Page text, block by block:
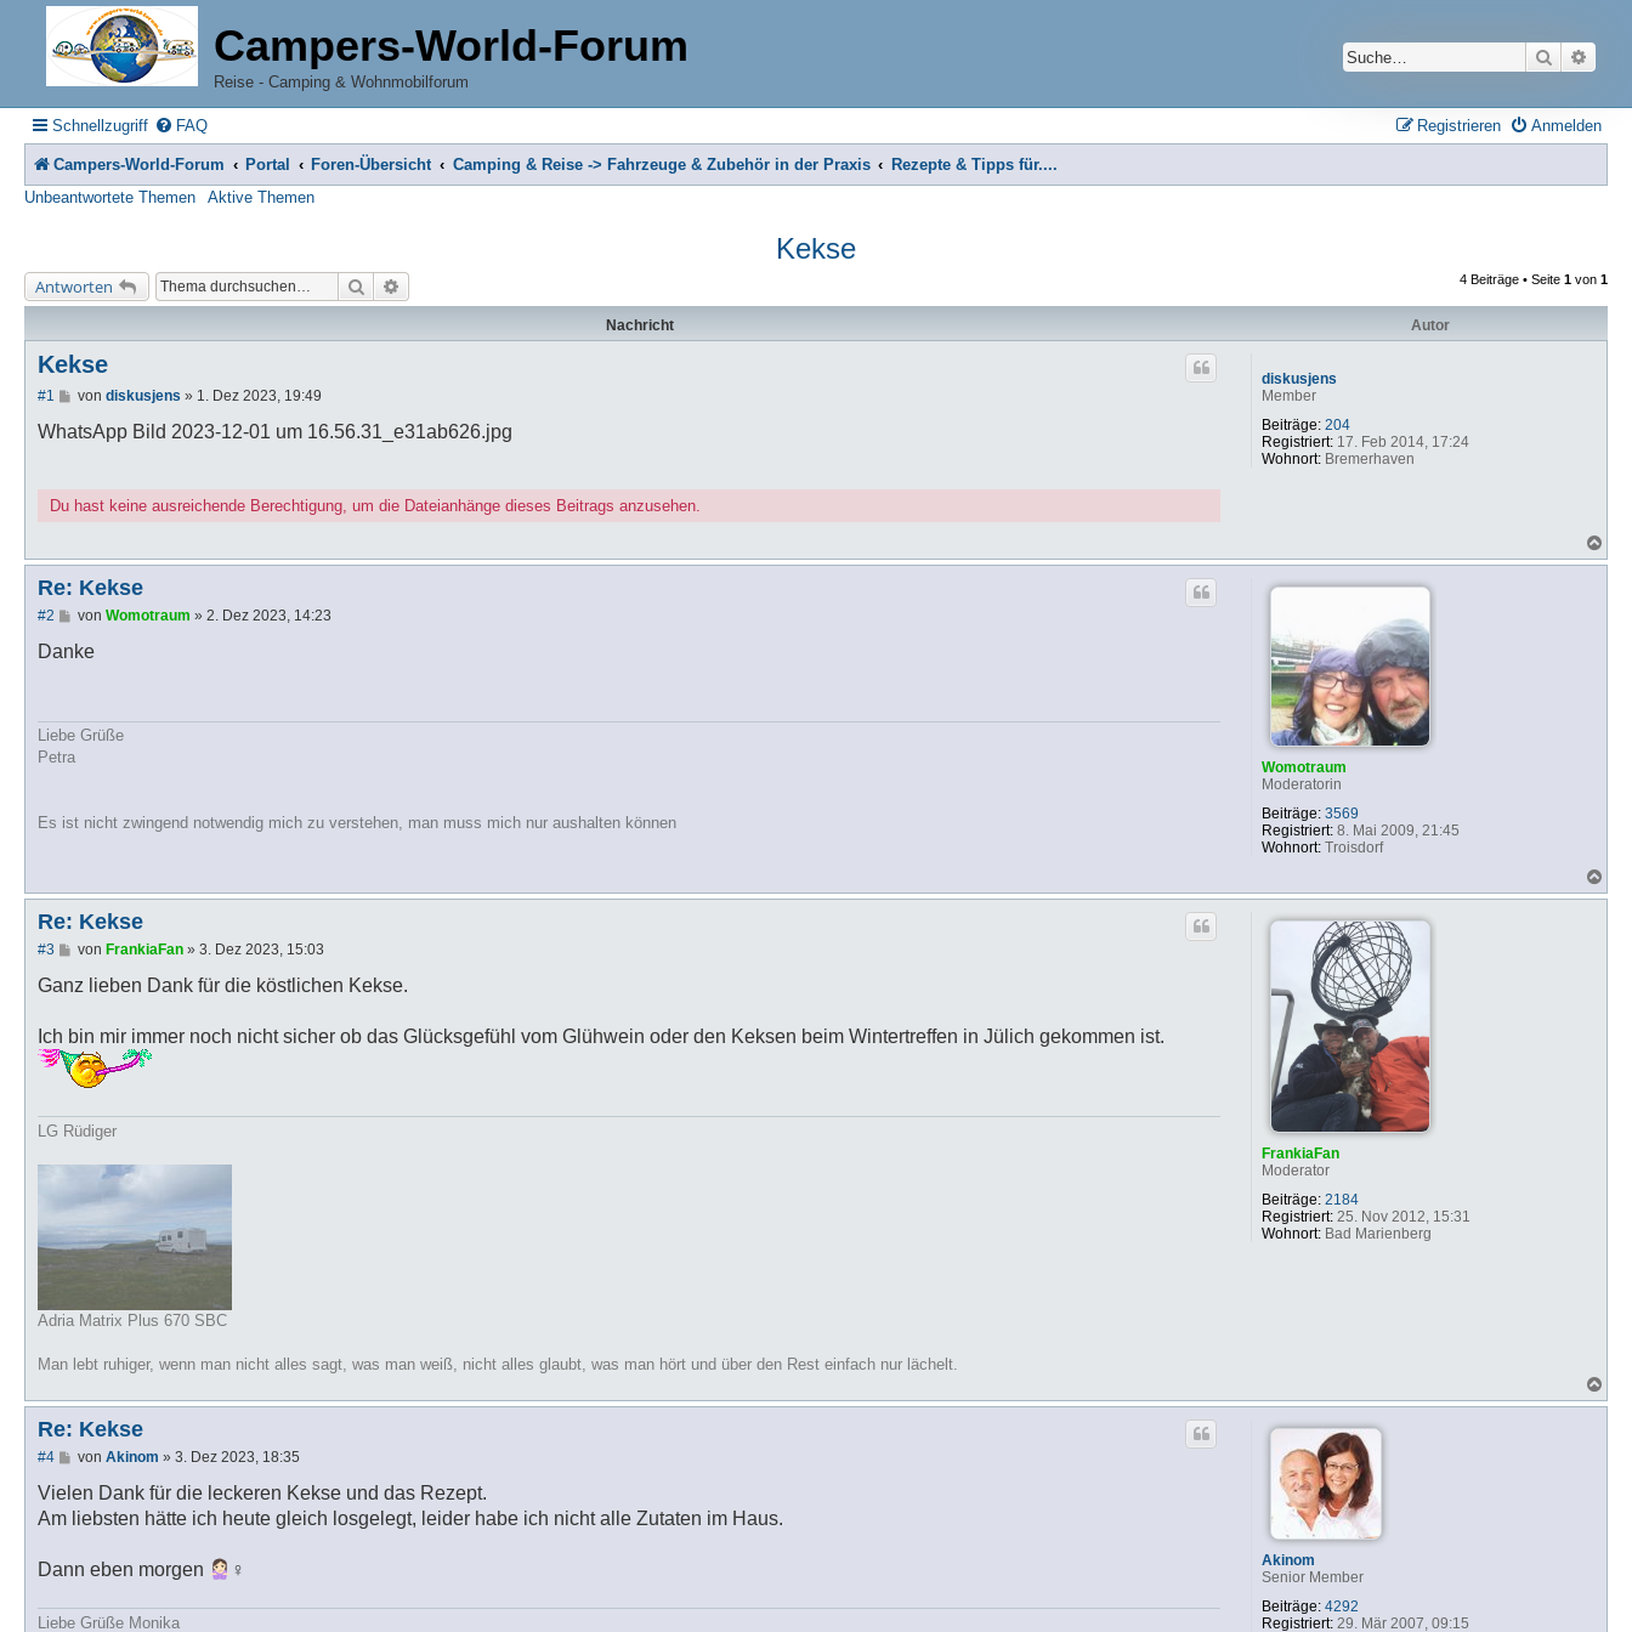
Campers-World-Forum
Reise - Camping & Wohnmobilforum
Suche
Schnellzugriff FAQ Anmelden
Registrieren
Campers-World-Forum Portal Foren-Übersicht Camping & Reise -> Fahrzeuge & Zubehör in der Praxis
Rezepte & Tipps für....
Unbeantwortete Themen
Aktive Themen
Kekse
Antworten Suche 4 Beiträge • Seite 1 von 1
Nachricht Autor
diskusjens
Member
Beiträge: 204
Registriert:17. Feb 2014, 17:24
Wohnort:Bremerhaven
Kekse
#1
B
i
g
von diskusjens » 1. Dez 2023, 19:49
WhatsApp Bild 2023-12-01 um 16.56.31_e31ab626.jpg
Du hast keine ausreichende Berechtigung, um die Dateianhänge dieses Beitrags anzusehen.
a
Womotraum
Moderatorin
Beiträge: 3569
Registriert:8. Mai 2009, 21:45
Wohnort:Troisdorf
Re: Kekse
#2
B
i
von Womotraum » 2. Dez 2023, 14:23
Danke
Liebe Grüße
Petra
Es ist nicht zwingend notwendig mich zu verstehen, man muss mich nur aushalten können
a
FrankiaFan
Moderator
Beiträge: 2184
Registriert:25. Nov 2012, 15:31
Wohnort:Bad Marienberg
Re: Kekse
#3
B
i
a
g
von FrankiaFan» 3. Dez 2023, 15:03
Ganz lieben Dank für die köstlichen Kekse.
Ich bin mir immer noch nicht sicher ob das Glücksgefühl vom Glühwein oder den Keksen beim Wintertreffen in Jülich gekommen ist.
LG Rüdiger
Adria Matrix Plus 670 SBC
Man lebt ruhiger, wenn man nicht alles sagt, was man weiß, nicht alles glaubt, was man hört und über den Rest einfach nur lächelt.
a
Akinom
Senior Member
Beiträge: 4292
Registriert:29. Mär 2007, 09:15
Re: Kekse
#4
B
i
t
r
von Akinom » 3. Dez 2023, 18:35
Vielen Dank für die leckeren Kekse und das Rezept.
Am liebsten hätte ich heute gleich losgelegt, leider habe ich nicht alle Zutaten im Haus.
Dann eben morgen ‍♀️
Liebe Grüße Monika